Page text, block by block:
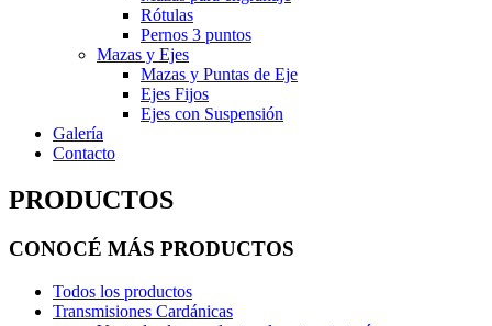
Rótulas
Pernos 3 puntos
Mazas y Ejes
Mazas y Puntas de Eje
Ejes Fijos
Ejes con Suspensión
Galería
Contacto
PRODUCTOS
CONOCÉ MÁS PRODUCTOS
Todos los productos
Transmisiones Cardánicas